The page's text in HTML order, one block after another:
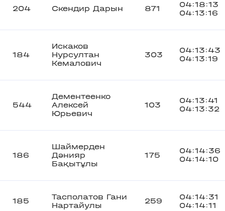
204 Скендир Дарын 871
04:18:13
04:13:16
184
Искаков
Нурсултан
Кемалович
303
04:13:43
04:13:19
544
Дементеенко
Алексей
Юрьевич
103
04:13:41
04:13:32
186
Шаймерден
Дәнияр
Бақытұлы
175
04:14:36
04:14:10
185
Тасполатов Гани
Нартайулы
259
04:14:31
04:14:11